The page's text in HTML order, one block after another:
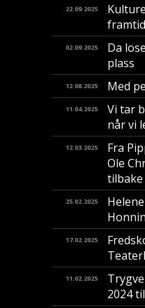
22.09.2025
02.09.2025
Da
plass
12.08.2025 Med
11.04.2025
Vi tar
når vi
12.03.2025
Fra
Ole
tilbake
25.02.2025
17.02.2025
11.02.2025
2024